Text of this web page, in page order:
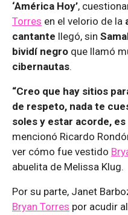
‘América Hoy’,
Torres en el velorio de la
cantante llegó, sin
bividí negro que llamó
cibernautas.
“Creo que hay sitios
de respeto, nada te
soles y estar acorde,
mencionó Ricardo
ver cómo fue vestido
abuelita de Melissa Klug.
Por su parte, Janet
Bryan Torres por acudir